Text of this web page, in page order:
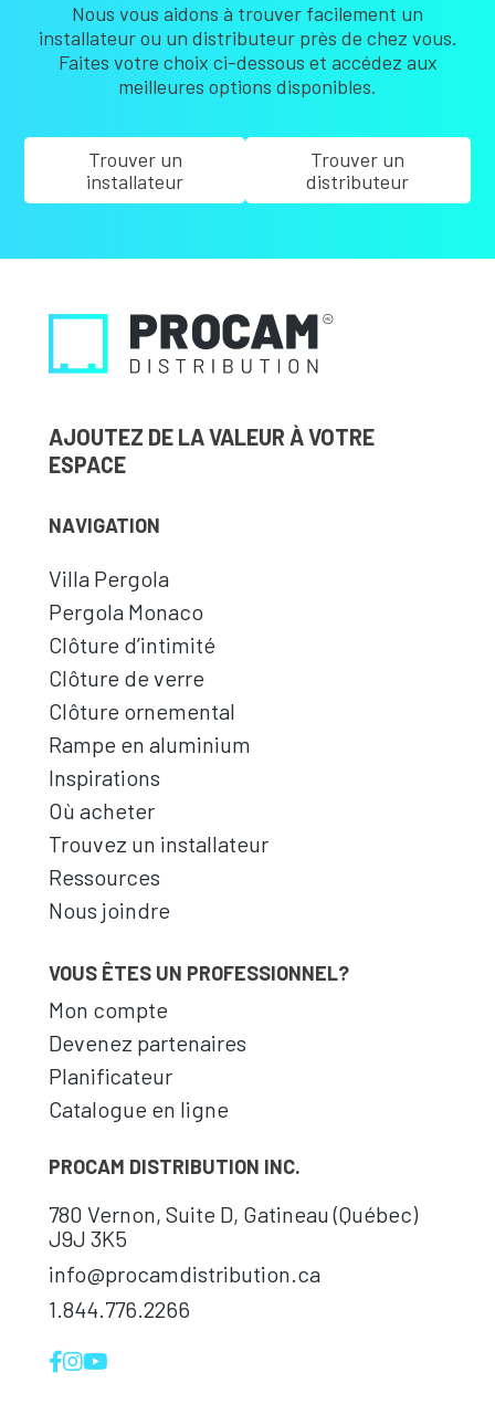
Nous vous aidons à trouver facilement un
installateur ou un distributeur près de chez vous.
Faites votre choix ci-dessous et accédez aux
meilleures options disponibles.
Trouver un
installateur
Trouver un
distributeur
AJOUTEZ DE LA VALEUR À VOTRE
ESPACE
NAVIGATION
Villa Pergola
Pergola Monaco
Clôture d’intimité
Clôture de verre
Clôture ornemental
Rampe en aluminium
Inspirations
Où acheter
Trouvez un installateur
Ressources
Nous joindre
VOUS ÊTES UN PROFESSIONNEL?
Mon compte
Devenez partenaires
Planificateur
Catalogue en ligne
PROCAM DISTRIBUTION INC.
780 Vernon, Suite D, Gatineau (Québec)
J9J 3K5
info@procamdistribution.ca
1.844.776.2266